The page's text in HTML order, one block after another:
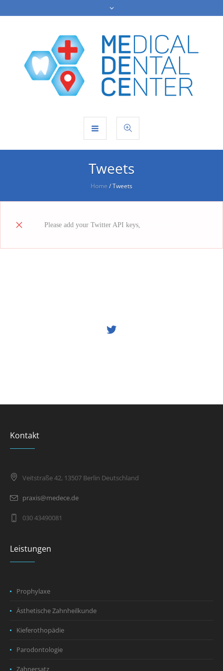
Tweets
Home /Tweets
Please add your Twitter API keys,
Kontakt
Veitstraße 42, 13507 Berlin Deutschland
praxis@medece.de
030 43490081
Leistungen
Prophylaxe
Ästhetische Zahnheilkunde
Kieferothopädie
Parodontologie
Zahnersatz